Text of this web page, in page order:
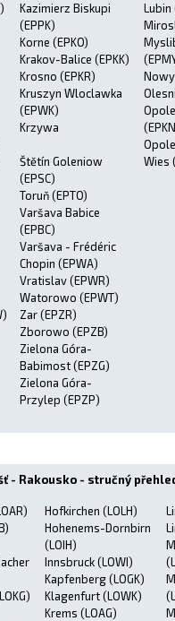
Kazimierz Biskupi
(EPPK)
Korne (EPKO)
Krakov-Balice (EPKK)
Krosno (EPKR)
Kruszyn Wloclawka
(EPWK)
Krzywa
Štětín Goleniow
(EPSC)
Toruň (EPTO)
Varšava Babice
(EPBC)
Varšava - Frédéric
Chopin (EPWA)
Vratislav (EPWR)
Watorowo (EPWT)
Zar (EPZR)
Zborowo (EPZB)
Zielona Góra-
Babimost (EPZG)
Zielona Góra-
Przylep (EPZP)
Lubin
Nowy
Wies
- Rakousko - stručný
Hofkirchen (LOLH)
Hohenems-Dornbirn
(LOIH)
Innsbruck (LOWI)
Kapfenberg (LOGK)
Klagenfurt (LOWK)
Krems (LOAG)